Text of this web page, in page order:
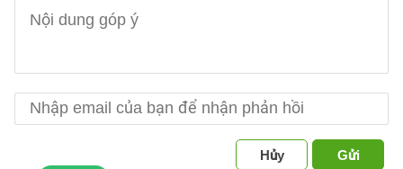
Hủy
Gửi